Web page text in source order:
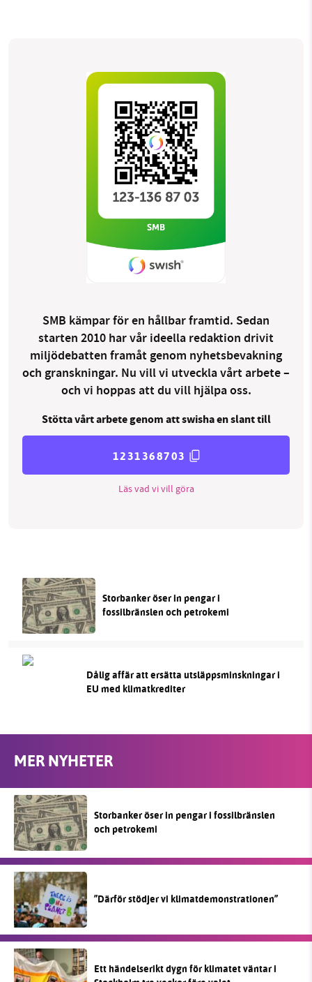
SMB kämpar för en hållbar framtid. Sedan
starten 2010 har vår ideella redaktion drivit
miljödebatten framåt genom nyhetsbevakning
och granskningar. Nu vill vi utveckla vårt arbete –
och vi hoppas att du vill hjälpa oss.
Stötta vårt arbete genom att swisha en slant till
1231368703
Läs vad vi vill göra
Storbanker öser in pengar i
fossilbränslen och petrokemi
Dålig affär att ersätta utsläppsminskningar i
EU med klimatkrediter
MER NYHETER
Storbanker öser in pengar i fossilbränslen
och petrokemi
”Därför stödjer vi klimatdemonstrationen”
Ett händelserikt dygn för klimatet väntar i